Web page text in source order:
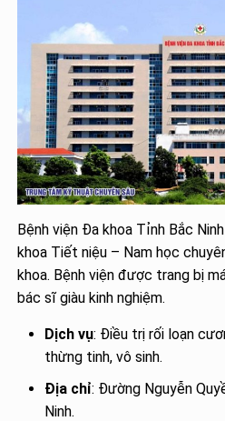
Bệnh viện Đa khoa Tỉnh Bắc
khoa Tiết niệu – Nam học
khoa. Bệnh viện được trang bị
bác sĩ giàu kinh nghiệm.
Dịch vụ: Điều trị rối loạn
thừng tinh, vô sinh.
Địa chỉ: Đường Nguyễn
Ninh.